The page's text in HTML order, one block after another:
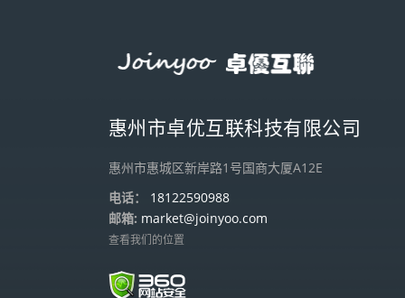
惠州市卓优互联科技有限公司
惠州市惠城区新岸路1号国商大厦A12E
电话：
18122590988
邮箱: market@joinyoo.com
查看我们的位置